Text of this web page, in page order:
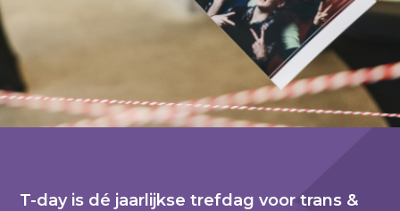
T-day is dé jaarlijkse trefdag voor trans &